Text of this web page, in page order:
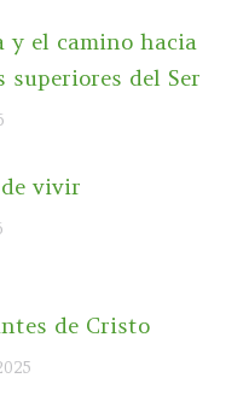
y el camino hacia
superiores del Ser
vivir
de Cristo